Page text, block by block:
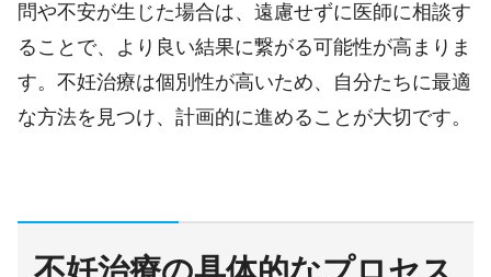
問や不安が生じた場合は、遠慮せずに医師に相談す
ることで、より良い結果に繋がる可能性が高まりま
す。不妊治療は個別性が高いため、自分たちに最適
な方法を見つけ、計画的に進めることが大切です。